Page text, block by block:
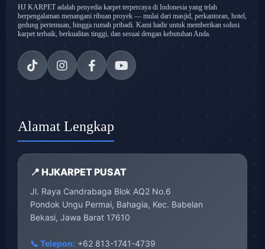
HJ KARPET adalah penyedia karpet terpercaya di Indonesia yang telah
berpengalaman menangani ribuan proyek — mulai dari masjid, perkantoran, hotel,
gedung pertemuan, hingga rumah pribadi. Kami hadir untuk memberikan solusi
karpet terbaik, berkualitas tinggi, dan sesuai dengan kebutuhan Anda.
Alamat Lengkap
📍 HJKARPET PUSAT
Jl. Raya Candrabaga Blok AQ2 No.6
Pondok Ungu Permai, Bahagia, Kec. Babelan
Bekasi, Jawa Barat 17610
📞 Telepon: +62 813-1741-4739